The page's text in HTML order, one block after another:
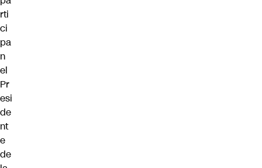
rti
ci
pa
n
el
Pr
esi
de
nt
e
de